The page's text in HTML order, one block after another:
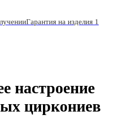
Гарантия на изделия 1
настроение
циркониев